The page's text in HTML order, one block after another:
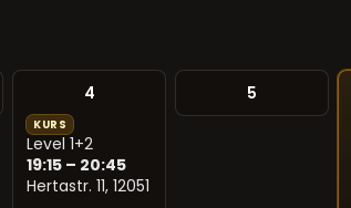
4
KURS
Level 1+2
19:15 – 20:45
Hertastr. 11, 12051
5